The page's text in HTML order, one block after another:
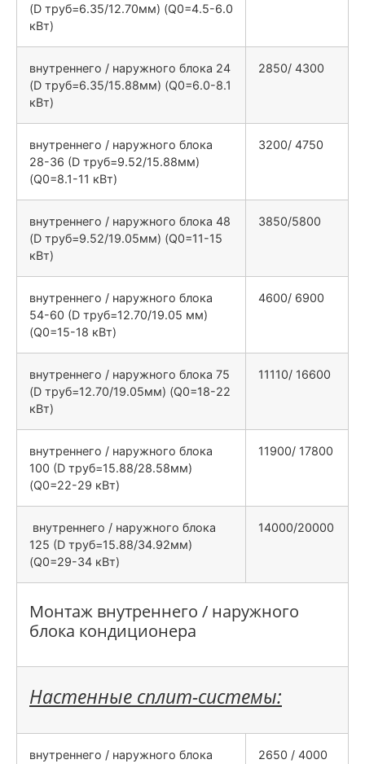
(D труб=6.35/12.70мм) (Q0=4.5-6.0
кВт)
внутреннего / наружного блока 24
(D труб=6.35/15.88мм) (Q0=6.0-8.1
кВт)
2850/ 4300
внутреннего / наружного блока
28-36 (D труб=9.52/15.88мм)
(Q0=8.1-11 кВт)
3200/ 4750
внутреннего / наружного блока 48
(D труб=9.52/19.05мм) (Q0=11-15
кВт)
3850/5800
внутреннего / наружного блока
54-60 (D труб=12.70/19.05 мм)
(Q0=15-18 кВт)
4600/ 6900
внутреннего / наружного блока 75
(D труб=12.70/19.05мм) (Q0=18-22
кВт)
11110/ 16600
внутреннего / наружного блока
100 (D труб=15.88/28.58мм)
(Q0=22-29 кВт)
11900/ 17800
внутреннего / наружного блока
125 (D труб=15.88/34.92мм)
(Q0=29-34 кВт)
14000/20000
Монтаж внутреннего / наружного
блока кондиционера
Настенные сплит-системы:
внутреннего / наружного блока
2650 / 4000